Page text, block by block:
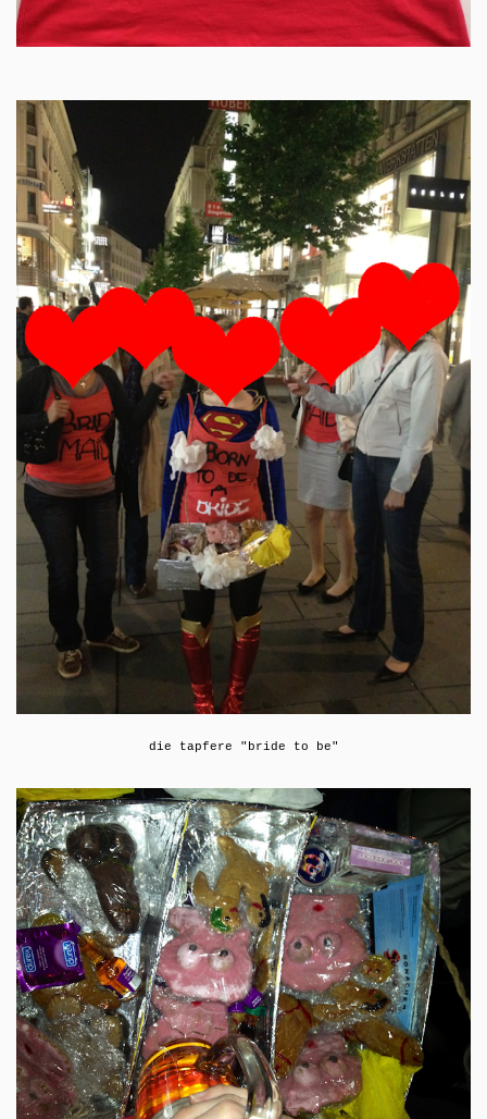
die tapfere "bride to be"